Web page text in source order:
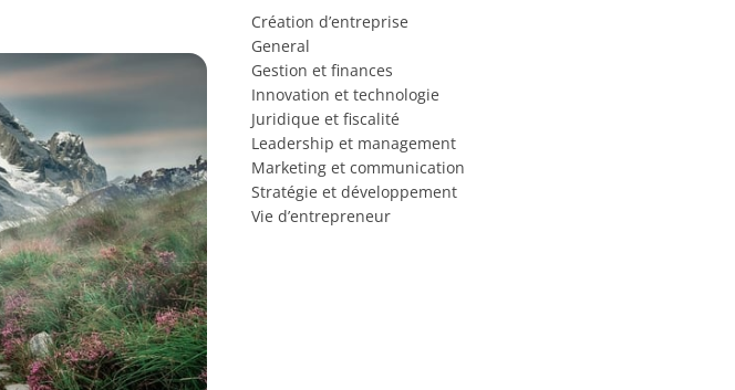
Création d’entreprise
General
Gestion et finances
Innovation et technologie
Juridique et fiscalité
Leadership et management
Marketing et communication
Stratégie et développement
Vie d’entrepreneur